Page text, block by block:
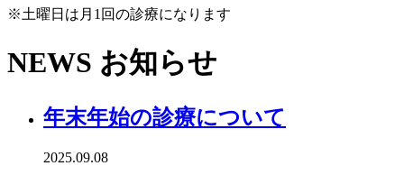
※土曜日は月1回の診療になります
NEWS お知らせ
年末年始の診療について
2025.09.08